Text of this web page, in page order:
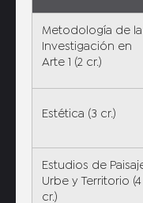
Metodología de la
Investigación en
Arte 1 (2 cr.)
Estética (3 cr.)
Estudios de
Urbe y Territorio (4
cr.)